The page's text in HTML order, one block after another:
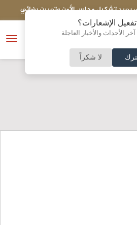
الإشعارات؟
الأحداث والأخبار العاجلة
لا شكراً
رضائي احذر تراكم "ديون النوم"..
فتح
النسخة الكاملة